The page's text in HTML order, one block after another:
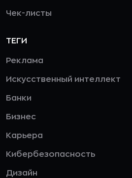
Чек-листы
ТЕГИ
Реклама
Искусственный интеллект
Банки
Бизнес
Карьера
Кибербезопасность
Дизайн